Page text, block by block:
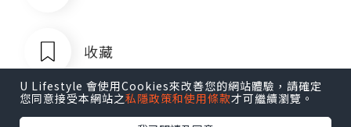
收藏
U Lifestyle 會使用Cookies來改善您的網站體驗，請確定
您同意接受本網站之私隱政策和使用條款才可繼續瀏覽。